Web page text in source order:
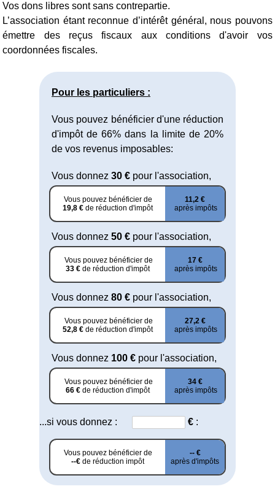
Vos dons libres sont sans contrepartie.
L’association étant reconnue d’intérêt général, nous pouvons
émettre des reçus fiscaux aux conditions d'avoir vos
coordonnées fiscales.
Pour les particuliers :
Vous pouvez bénéficier d'une réduction
d'impôt de 66% dans la limite de 20%
de vos revenus imposables:
Vous donnez 30 € pour l'association,
Vous pouvez bénéficier de
19,8 €de réduction d'impôt
11,2 €
après impôts
Vous donnez 50 € pour l'association,
Vous pouvez bénéficier de
33 €de réduction d'impôt
17 €
après impôts
Vous donnez 80 € pour l'association,
Vous pouvez bénéficier de
52,8 €de réduction d'impôt
27,2 €
après impôts
Vous donnez 100 € pour l'association,
Vous pouvez bénéficier de
66 €de réduction d'impôt
34 €
après impôts
...si vous donnez : € :
Vous pouvez bénéficier de
--€ de réduction impôt
-- €
après d'impôts